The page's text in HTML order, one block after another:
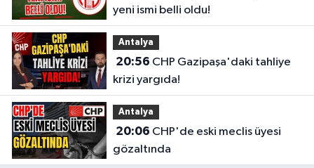
yeni ismi belli oldu!
Antalya
20:56
krizi yargıda!
Antalya
20:06
gözaltında